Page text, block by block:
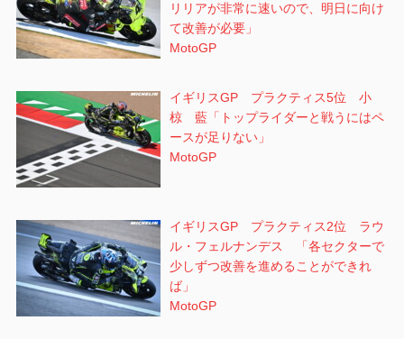
リリアが非常に速いので、明日に向け
て改善が必要」
MotoGP
イギリスGP プラクティス5位 小
椋 藍「トップライダーと戦うにはペ
ースが足りない」
MotoGP
イギリスGP プラクティス2位 ラウ
ル・フェルナンデス 「各セクターで
少しずつ改善を進めることができれ
ば」
MotoGP